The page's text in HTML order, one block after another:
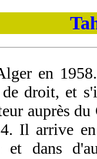
en
de droit, et
auprès du
Il arrive
dans